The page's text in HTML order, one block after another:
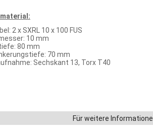
2 x SXRL 10 x 100 FUS
10 mm
80 mm
70 mm
Sechskant 13, Torx T40
Für weitere